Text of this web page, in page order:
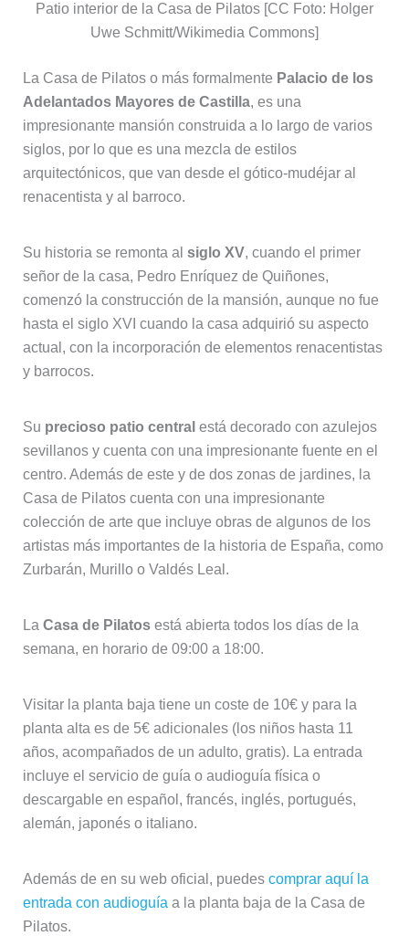
Patio interior de la Casa de Pilatos [CC Foto: Holger
Uwe Schmitt/Wikimedia Commons]
La Casa de Pilatos o más formalmente Palacio de los
Adelantados Mayores de Castilla, es una
impresionante mansión construida a lo largo de varios
siglos, por lo que es una mezcla de estilos
arquitectónicos, que van desde el gótico-mudéjar al
renacentista y al barroco.
Su historia se remonta al siglo XV, cuando el primer
señor de la casa, Pedro Enríquez de Quiñones,
comenzó la construcción de la mansión, aunque no fue
hasta el siglo XVI cuando la casa adquirió su aspecto
actual, con la incorporación de elementos renacentistas
y barrocos.
Su precioso patio central está decorado con azulejos
sevillanos y cuenta con una impresionante fuente en el
centro. Además de este y de dos zonas de jardines, la
Casa de Pilatos cuenta con una impresionante
colección de arte que incluye obras de algunos de los
artistas más importantes de la historia de España, como
Zurbarán, Murillo o Valdés Leal.
La Casa de Pilatosestá abierta todos los días de la
semana, en horario de 09:00 a 18:00.
Visitar la planta baja tiene un coste de 10€ y para la
planta alta es de 5€ adicionales (los niños hasta 11
años, acompañados de un adulto, gratis). La entrada
incluye el servicio de guía o audioguía física o
descargable en español, francés, inglés, portugués,
alemán, japonés o italiano.
Además de en su web oficial, puedes comprar aquí la
entrada con audioguía a la planta baja de la Casa de
Pilatos.